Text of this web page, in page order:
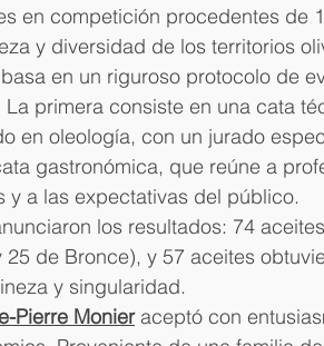
en competición procedentes de
y diversidad de los territorios
en un riguroso protocolo de
primera consiste en una cata
en oleología, con un jurado
gastronómica, que reúne a
y a las expectativas del público.
los resultados: 74
25 de Bronce), y 57 aceites
y singularidad.
Pierre Monier aceptó con